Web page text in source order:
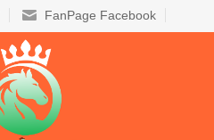
FanPage Facebook